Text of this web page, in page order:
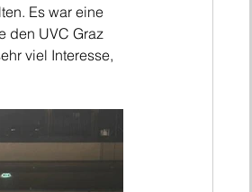
Es war eine
den UVC Graz
viel Interesse,